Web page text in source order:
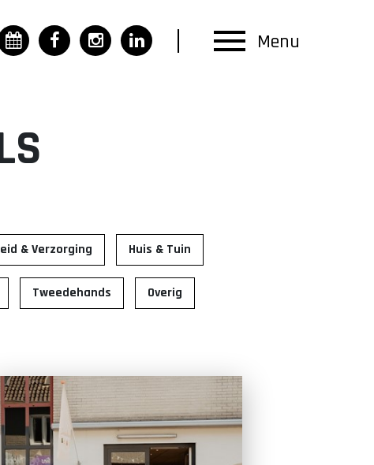
Menu
& Verzorging Huis & Tuin
Tweedehands Overig